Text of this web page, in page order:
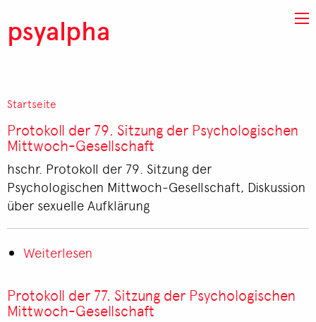
psyalpha
Pfadnavigation
Startseite
Protokoll der 79. Sitzung der Psychologischen
Mittwoch-Gesellschaft
hschr. Protokoll der 79. Sitzung der
Psychologischen Mittwoch-Gesellschaft, Diskussion
über sexuelle Aufklärung
Weiterlesen
der
79.
Protokoll der 77. Sitzung der Psychologischen
Mittwoch-Gesellschaft